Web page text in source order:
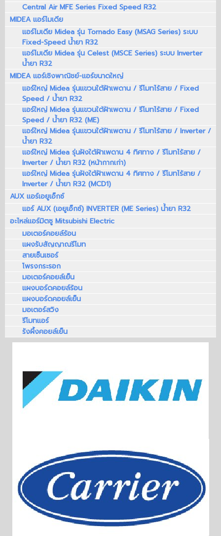
Central Air MFE Series Fixed Speed R32
MIDEA แอร์ไมเดีย
แอร์ไมเดีย Midea รุ่น Tornado Easy (MSAG Series) ระบบ
Fixed-Speed น้ำยา R32
แอร์ไมเดีย Midea รุ่น Celest (MSCE Series) ระบบ Inverter
น้ำยา R32
MIDEA แอร์เชิงพาณิชย์-แอร์ขนาดใหญ่
แอร์ใหญ่ Midea รุ่นแขวนใต้ฝ้าเพดาน / รีโมทไร้สาย / Fixed
Speed / น้ำยา R32
แอร์ใหญ่ Midea รุ่นแขวนใต้ฝ้าเพดาน / รีโมทไร้สาย / Fixed
Speed / น้ำยา R32 (ME)
แอร์ใหญ่ Midea รุ่นแขวนใต้ฝ้าเพดาน / รีโมทไร้สาย / Inverter /
น้ำยา R32
แอร์ใหญ่ Midea รุ่นฝังใต้ฝ้าเพดาน 4 ทิศทาง / รีโมทไร้สาย /
Inverter / น้ำยา R32 (หน้ากากเก่า)
แอร์ใหญ่ Midea รุ่นฝังใต้ฝ้าเพดาน 4 ทิศทาง / รีโมทไร้สาย /
Inverter / น้ำยา R32 (MCD1)
AUX แอร์เอยูเอ็กซ์
แอร์ AUX (เอยูเอ็กซ์) INVERTER (ME Series) น้ำยา R32
อะไหล่แอร์มิตซู Mitsubishi Electric
มอเตอร์คอยล์ร้อน
แผงรับสัญญาณรีโมท
สายเซ็นเซอร์
โพรงกระรอก
มอเตอร์คอยล์เย็น
แผงบอร์ดคอยล์ร้อน
แผงบอร์ดคอยล์เย็น
มอเตอร์สวิง
รีโมทแอร์
รังผึ้งคอยล์เย็น